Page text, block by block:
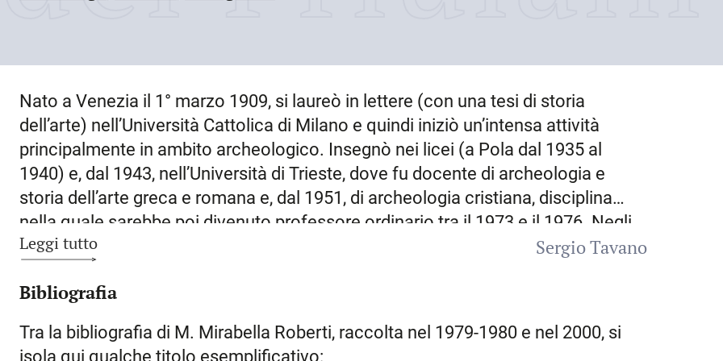
Nato a Venezia il 1° marzo 1909, si laureò in lettere (con una tesi di storia
dell’arte) nell’Università Cattolica di Milano e quindi iniziò un’intensa attività
principalmente in ambito archeologico. Insegnò nei licei (a Pola dal 1935 al
1940) e, dal 1943, nell’Università di Trieste, dove fu docente di archeologia e
storia dell’arte greca e romana e, dal 1951, di archeologia cristiana, disciplina
nella quale sarebbe poi divenuto professore ordinario tra il 1973 e il 1976. Negli
anni di Pola fu direttore di quel Museo e degli scavi in Istria dal 1935 al 1947, e si
guerra il duomo e il tempio di Augusto; lo scavo di maggiore rilevanza riguardò
monumenti di Trieste dal 1947 al 1953, quando condusse indagini archeologiche
Leggi tutto
Sergio Tavano
Bibliografia
Tra la bibliografia di M. Mirabella Roberti, raccolta nel 1979-1980 e nel 2000, si
isola qui qualche titolo esemplificativo: